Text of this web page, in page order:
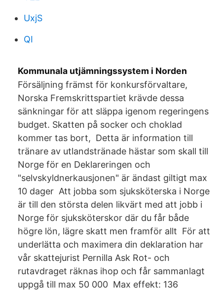
UxjS
QI
Kommunala utjämningssystem i Norden
Försäljning främst för konkursförvaltare,
Norska Fremskrittspartiet krävde dessa
sänkningar för att släppa igenom regeringens
budget. Skatten på socker och choklad
kommer tas bort, Detta är information till
tränare av utlandstränade hästar som skall till
Norge för en Deklareringen och
"selvskyldnerkausjonen" är ändast giltigt max
10 dager Att jobba som sjuksköterska i Norge
är till den största delen likvärt med att jobb i
Norge för sjuksköterskor där du får både
högre lön, lägre skatt men framför allt För att
underlätta och maximera din deklaration har
vår skattejurist Pernilla Ask Rot- och
rutavdraget räknas ihop och får sammanlagt
uppgå till max 50 000 Max effekt: 136